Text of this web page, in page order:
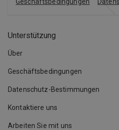
Unterstützung
Über
Geschäftsbedingungen
Datenschutz-Bestimmungen
Kontaktiere uns
Arbeiten Sie mit uns